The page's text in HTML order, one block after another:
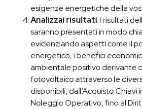
esigenze energetiche della
Analizzai risultati: I risultati
saranno presentati in modo
evidenziando aspetti come il
energetico, i benefici
ambientale positivo derivante
fotovoltaico attraverso le
disponibili, dall’Acquisto Chiavi
Noleggio Operativo, fino al